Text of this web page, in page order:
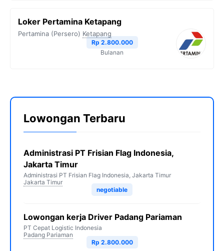
Loker Pertamina Ketapang
Pertamina (Persero) Ketapang
Rp 2.800.000
Bulanan
Lowongan Terbaru
Administrasi PT Frisian Flag Indonesia,
Jakarta Timur
Administrasi PT Frisian Flag Indonesia, Jakarta Timur
Jakarta Timur
negotiable
Lowongan kerja Driver Padang Pariaman
PT Cepat Logistic Indonesia
Padang Pariaman
Rp 2.800.000